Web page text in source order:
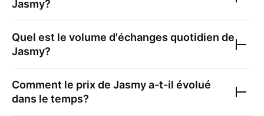
Jasmy?
Quel est le volume d'échanges quotidien de
Jasmy?
Comment le prix de Jasmya-t-il évolué
dans le temps?